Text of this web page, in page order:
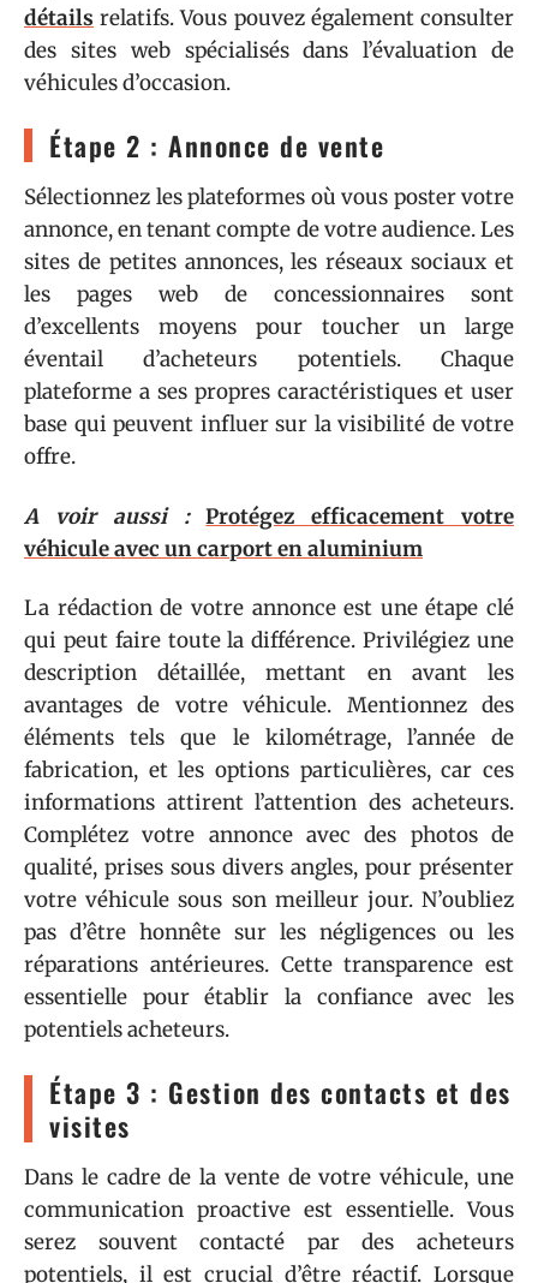
détails relatifs. Vous pouvez également consulter
des sites web spécialisés dans l’évaluation de
véhicules d’occasion.
Étape 2 : Annonce de vente
Sélectionnez les plateformes où vous poster votre
annonce, en tenant compte de votre audience. Les
sites de petites annonces, les réseaux sociaux et
les pages web de concessionnaires sont
d’excellents moyens pour toucher un large
éventail d’acheteurs potentiels. Chaque
plateforme a ses propres caractéristiques et user
base qui peuvent influer sur la visibilité de votre
offre.
A voir aussi :
Protégez efficacement votre
véhicule avec un carport en aluminium
La rédaction de votre annonce est une étape clé
qui peut faire toute la différence. Privilégiez une
description détaillée, mettant en avant les
avantages de votre véhicule. Mentionnez des
éléments tels que le kilométrage, l’année de
fabrication, et les options particulières, car ces
informations attirent l’attention des acheteurs.
Complétez votre annonce avec des photos de
qualité, prises sous divers angles, pour présenter
votre véhicule sous son meilleur jour. N’oubliez
pas d’être honnête sur les négligences ou les
réparations antérieures. Cette transparence est
essentielle pour établir la confiance avec les
potentiels acheteurs.
Étape 3 : Gestion des contacts et des
visites
Dans le cadre de la vente de votre véhicule, une
communication proactive est essentielle. Vous
serez souvent contacté par des acheteurs
potentiels, il est crucial d’être réactif. Lorsque